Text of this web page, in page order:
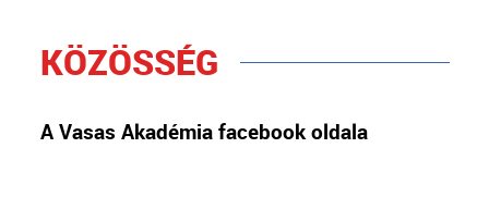
KÖZÖSSÉG
A Vasas Akadémia facebook oldala